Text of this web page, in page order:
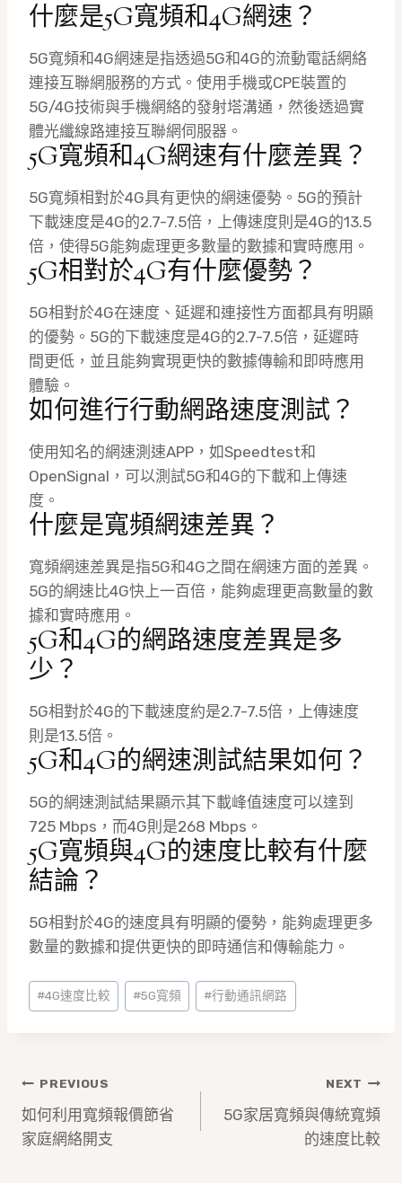
什麼是5G寬頻和4G網速？
5G寬頻和4G網速是指透過5G和4G的流動電話網絡
連接互聯網服務的方式。使用手機或CPE裝置的
5G/4G技術與手機網絡的發射塔溝通，然後透過實
體光纖線路連接互聯網伺服器。
5G寬頻和4G網速有什麼差異？
5G寬頻相對於4G具有更快的網速優勢。5G的預計
下載速度是4G的2.7-7.5倍，上傳速度則是4G的13.5
倍，使得5G能夠處理更多數量的數據和實時應用。
5G相對於4G有什麼優勢？
5G相對於4G在速度、延遲和連接性方面都具有明顯
的優勢。5G的下載速度是4G的2.7-7.5倍，延遲時
間更低，並且能夠實現更快的數據傳輸和即時應用
體驗。
如何進行行動網路速度測試？
使用知名的網速測速APP，如Speedtest和
OpenSignal，可以測試5G和4G的下載和上傳速
度。
什麼是寬頻網速差異？
寬頻網速差異是指5G和4G之間在網速方面的差異。
5G的網速比4G快上一百倍，能夠處理更高數量的數
據和實時應用。
5G和4G的網路速度差異是多
少？
5G相對於4G的下載速度約是2.7-7.5倍，上傳速度
則是13.5倍。
5G和4G的網速測試結果如何？
5G的網速測試結果顯示其下載峰值速度可以達到
725 Mbps，而4G則是268 Mbps。
5G寬頻與4G的速度比較有什麼
結論？
5G相對於4G的速度具有明顯的優勢，能夠處理更多
數量的數據和提供更快的即時通信和傳輸能力。
Post
Tags:
#4G速度比較 #5G寬頻 #行動通訊網路
文
章
導
PREVIOUS
如何利用寬頻報價節省
家庭網絡開支
NEXT
5G家居寬頻與傳統寬頻
的速度比較